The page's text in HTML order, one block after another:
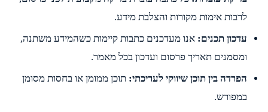
לרבות אימות מקורות והצלבת מידע.
עדכון תכנים:אנו מעדכנים כתבות קיימות כשהמידע משתנה,
ומסמנים תאריך פרסום ועדכון בכל מאמר.
הפרדה בין תוכן שיווקי לעריכתי:תוכן ממומן או בחסות מסומן
במפורש.